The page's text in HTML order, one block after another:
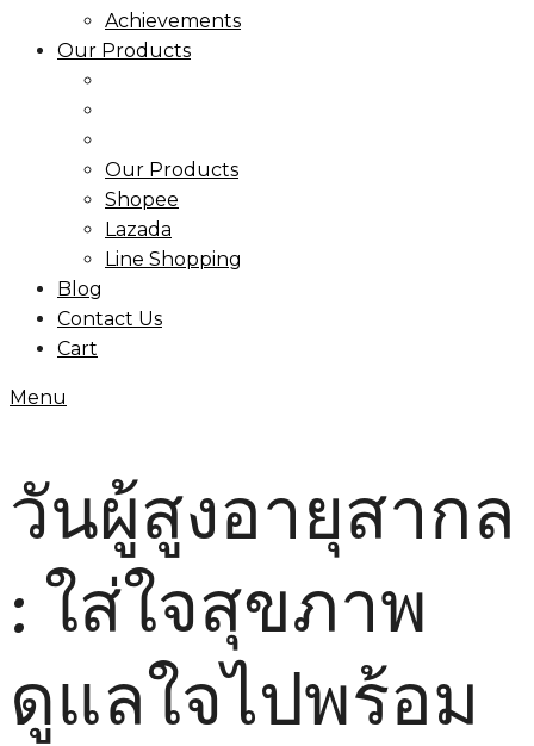
Achievements
Our Products
Our Products
Shopee
Lazada
Line Shopping
Blog
Contact Us
Cart
Menu
วันผู้สูงอายุสากล
: ใส่ใจสุขภาพ
ดูแลใจไปพร้อม